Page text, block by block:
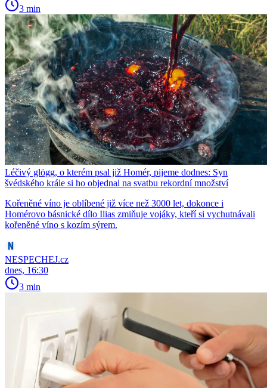
3 min
Léčivý glögg, o kterém psal již Homér, pijeme dodnes: Syn
švédského krále si ho objednal na svatbu rekordní množství
Kořeněné víno je oblíbené již více než 3000 let, dokonce i
Homérovo básnické dílo Ilias zmiňuje vojáky, kteří si vychutnávali
kořeněné víno s kozím sýrem.
NESPECHEJ.cz
dnes, 16:30
3 min